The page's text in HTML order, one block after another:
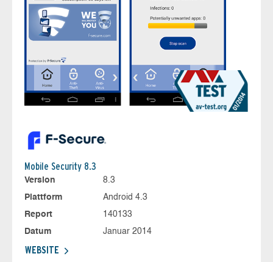
Mobile Security 8.3
Version
8.3
Plattform
Android 4.3
Report
140133
Datum
Januar 2014
WEBSITE